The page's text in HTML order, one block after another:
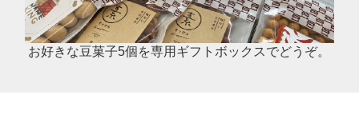
お好きな豆菓子5個を専用ギフトボックスでどうぞ。